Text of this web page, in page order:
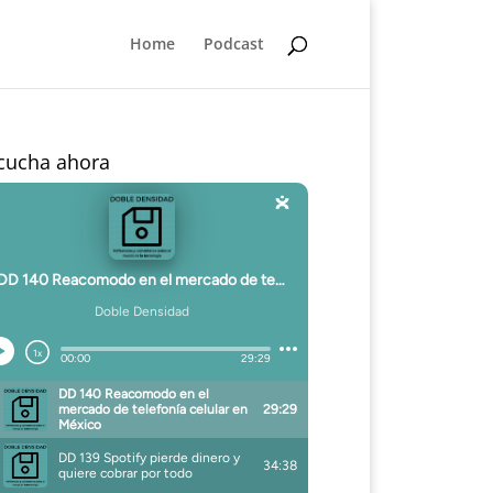
Home Podcast
ahora